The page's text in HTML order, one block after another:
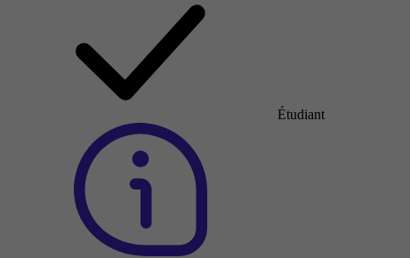
Étudiant